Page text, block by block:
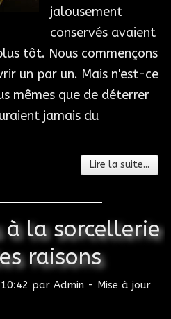
jalousement
conservés avaient
tôt. Nous commençons
un par un. Mais n'est-ce
mêmes que de déterrer
jamais du
Lire la suite...
à la sorcellerie
raisons
par Admin - Mise à jour